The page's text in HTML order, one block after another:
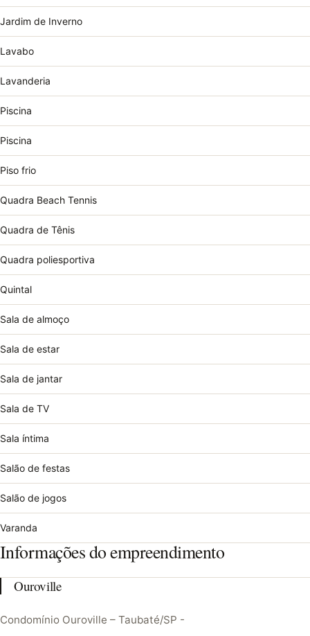
Jardim de Inverno
Lavabo
Lavanderia
Piscina
Piscina
Piso frio
Quadra Beach Tennis
Quadra de Tênis
Quadra poliesportiva
Quintal
Sala de almoço
Sala de estar
Sala de jantar
Sala de TV
Sala íntima
Salão de festas
Salão de jogos
Varanda
Informações do empreendimento
Ouroville
Condomínio Ouroville – Taubaté/SP -